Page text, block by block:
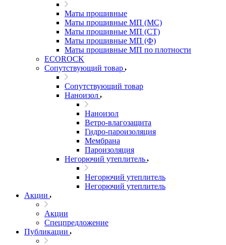
Маты прошивные
Маты прошивные МП (МС)
Маты прошивные МП (СТ)
Маты прошивные МП (Ф)
Маты прошивные МП по плотности
ECOROCK
Сопутствующий товар
Сопутствующий товар
Наноизол
Наноизол
Ветро-влагозащита
Гидро-пароизоляция
Мембрана
Пароизоляция
Негорючий утеплитель
Негорючий утеплитель
Негорючий утеплитель
Акции
Акции
Спецпредложение
Публикации